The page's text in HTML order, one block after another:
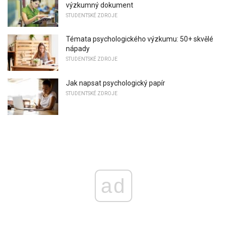
výzkumný dokument
STUDENTSKÉ ZDROJE
Témata psychologického výzkumu: 50+ skvělé
nápady
STUDENTSKÉ ZDROJE
Jak napsat psychologický papír
STUDENTSKÉ ZDROJE
ad